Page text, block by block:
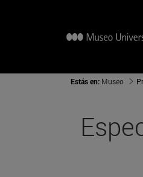
Estás en: Museo